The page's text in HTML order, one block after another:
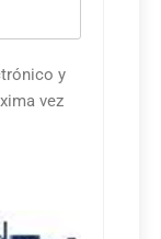
y
vez